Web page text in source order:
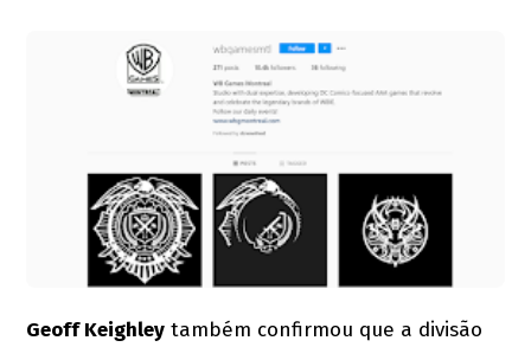
Geoff Keighley também confirmou que a divisão